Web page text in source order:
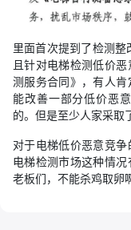
里面首次提到了检测
且针对电梯检测低价
测服务合同》，有人
能改善一部分低价恶
的。但是至少人家采取
对于电梯低价恶意竞
电梯检测市场这种情
老板们，不能杀鸡取卵